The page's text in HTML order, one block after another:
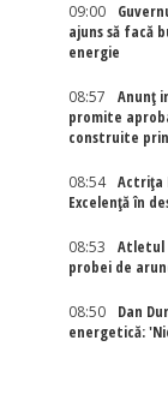
09:00
ajuns să facă
energie
08:57
Anunț
promite
construite prin
08:54
Actriţa
Excelenţă în
08:53
Atletul
probei de
08:50
Dan
energetică: